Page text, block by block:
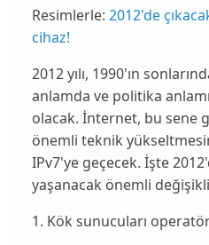
Resimlerle: 2012'de
cihaz!
2012yılı, 1990'ın
anlamda ve politika
olacak. İnternet, bu sene
önemli teknik
IPv7'ye geçecek. İşte
yaşanacak önemli
1. Kök sunucuları